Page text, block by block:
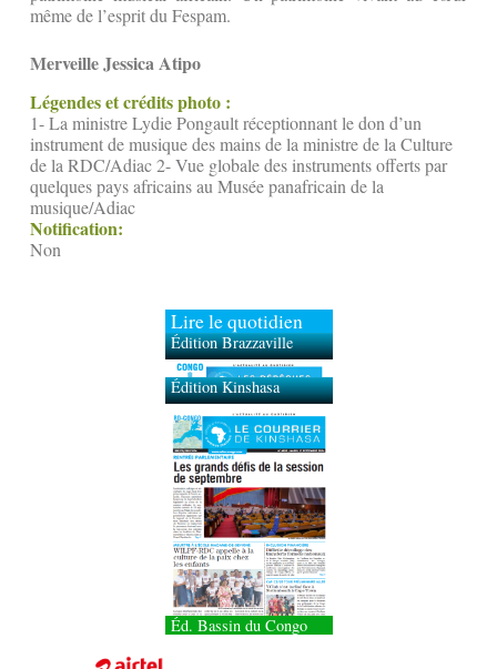
même de l’esprit du Fespam.
Merveille Jessica Atipo
Légendes et crédits photo :
1- La ministre Lydie Pongault réceptionnant le don d’un
instrument de musique des mains de la ministre de la Culture
de la RDC/Adiac 2- Vue globale des instruments offerts par
quelques pays africains au Musée panafricain de la
musique/Adiac
Notification:
Non
Lire le quotidien
Édition Brazzaville
Édition Kinshasa
Éd. Bassin du Congo